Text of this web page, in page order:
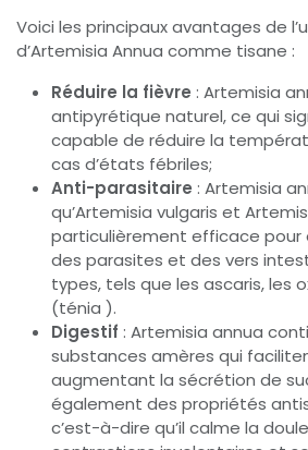
Voici les principaux avantages de
d’Artemisia Annua comme tisane :
Réduire la fièvre : Artemisia
antipyrétique naturel, ce qui
capable de réduire la
cas d’états fébriles;
Anti-parasitaire : Artemisia
qu’Artemisia vulgaris et
particulièrement efficace pour
des parasites et des vers
types, tels que les ascaris, les
(ténia ).
Digestif : Artemisia annua
substances amères qui
augmentant la sécrétion de
également des propriétés
c’est-à-dire qu’il calme la